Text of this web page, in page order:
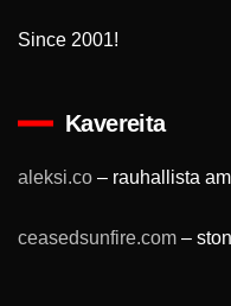
Since 2001!
Kavereita
aleksi.co – rauhallista
ceasedsunfire.com –